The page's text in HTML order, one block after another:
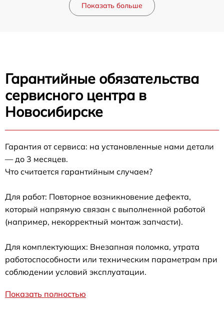
Показать больше
Гарантийные обязательства
сервисного центра в
Новосибирске
Гарантия от сервиса: на установленные нами детали
— до 3 месяцев.
Что считается гарантийным случаем?
Для работ: Повторное возникновение дефекта,
который напрямую связан с выполненной работой
(например, некорректный монтаж запчасти).
Для комплектующих: Внезапная поломка, утрата
работоспособности или техническим параметрам при
соблюдении условий эксплуатации.
Показать полностью